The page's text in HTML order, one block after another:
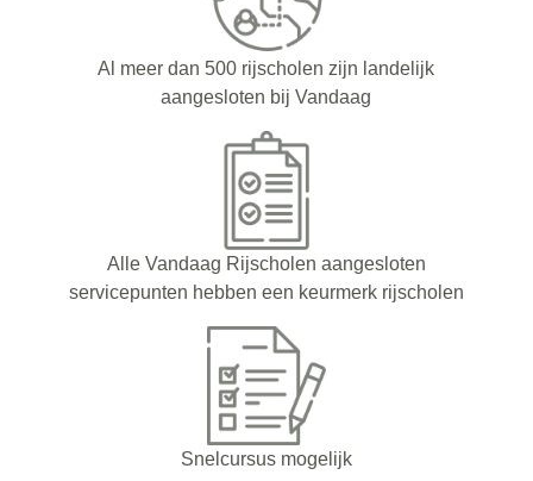
Al meer dan 500 rijscholen zijn landelijk
aangesloten bij Vandaag
Alle Vandaag Rijscholen aangesloten
servicepunten hebben een keurmerk rijscholen
Snelcursus mogelijk